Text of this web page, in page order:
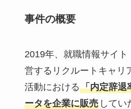
事件の概要
2019年、就職情報サイ
営するリクルートキャリ
活動における 「内定辞退
ータを企業に販売 してい